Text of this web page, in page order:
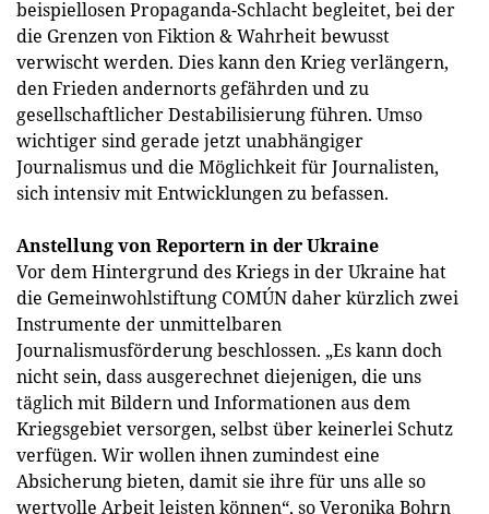
beispiellosen Propaganda-Schlacht begleitet, bei der
die Grenzen von Fiktion & Wahrheit bewusst
verwischt werden. Dies kann den Krieg verlängern,
den Frieden andernorts gefährden und zu
gesellschaftlicher Destabilisierung führen. Umso
wichtiger sind gerade jetzt unabhängiger
Journalismus und die Möglichkeit für Journalisten,
sich intensiv mit Entwicklungen zu befassen.
Anstellung von Reportern in der Ukraine
Vor dem Hintergrund des Kriegs in der Ukraine hat
die Gemeinwohlstiftung COMÚN daher kürzlich zwei
Instrumente der unmittelbaren
Journalismusförderung beschlossen. „Es kann doch
nicht sein, dass ausgerechnet diejenigen, die uns
täglich mit Bildern und Informationen aus dem
Kriegsgebiet versorgen, selbst über keinerlei Schutz
verfügen. Wir wollen ihnen zumindest eine
Absicherung bieten, damit sie ihre für uns alle so
wertvolle Arbeit leisten können“, so Veronika Bohrn